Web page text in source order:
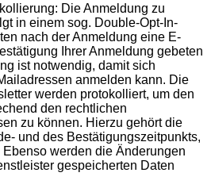
Die Anmeldung zu
in einem sog. Double-Opt-In-
nach der Anmeldung eine E-
Ihrer Anmeldung gebeten
ist notwendig, damit sich
anmelden kann. Die
werden protokolliert, um den
den rechtlichen
zu können. Hierzu gehört die
und des Bestätigungszeitpunkts,
werden die Änderungen
gespeicherten Daten